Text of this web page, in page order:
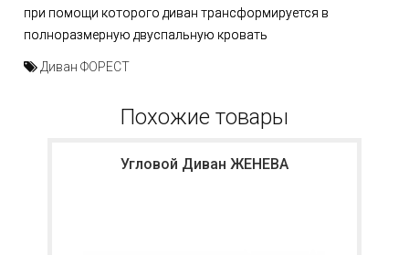
при помощи которого диван трансформируется в
полноразмерную двуспальную кровать
Диван ФОРЕСТ
Похожие товары
Угловой Диван ЖЕНЕВА